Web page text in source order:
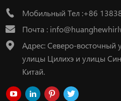
Мобильный Тел :+86
Почта :
Адрес: Северо-восточный
улицы Цилихэ и улицы
Китай.